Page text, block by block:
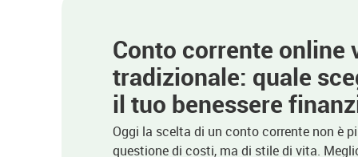
Conto corrente online
tradizionale: quale
il tuo benessere
Oggi la scelta di un conto corrente non è
questione di costi, ma di stile di vita.